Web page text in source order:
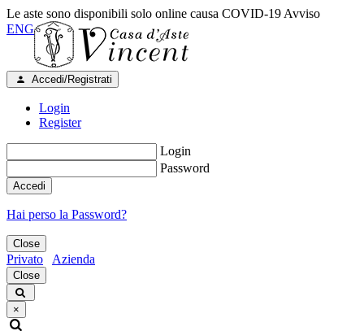
Le aste sono disponibili solo online causa COVID-19 Avviso
ENG
Accedi/Registrati
Login
Register
Login
Password
Accedi
Hai perso la Password?
Close
Privato Azienda
Close
×